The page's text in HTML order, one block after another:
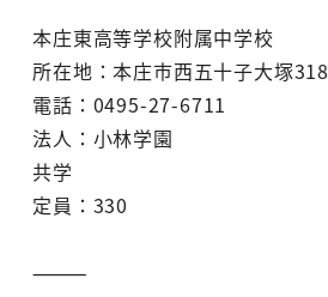
本庄東高等学校附属中学校
所在地：本庄市西五十子大塚318
電話：0495-27-6711
法人：小林学園
共学
定員：330
⸻